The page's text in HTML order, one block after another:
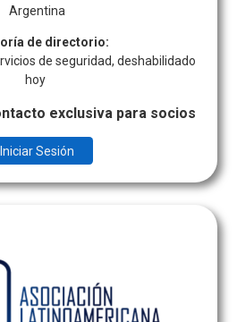
Argentina
de directorio:
de seguridad, deshabilidado
hoy
exclusiva para socios
Iniciar Sesión